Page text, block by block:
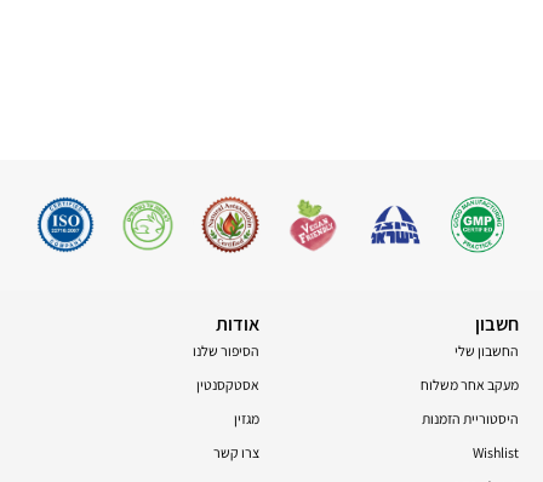
חשבון
החשבון שלי
מעקב אחר משלוח
היסטוריית הזמנות
Wishlist
אודות
הסיפור שלנו
אסטקסנטין
מגזין
צרו קשר